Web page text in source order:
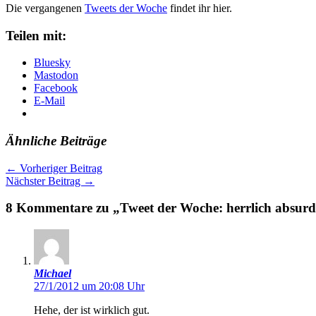
Die vergangenen Tweets der Woche findet ihr hier.
Teilen mit:
Bluesky
Mastodon
Facebook
E-Mail
Ähnliche Beiträge
← Vorheriger Beitrag
Nächster Beitrag →
8 Kommentare zu „Tweet der Woche: herrlich
Michael
27/1/2012 um 20:08 Uhr
Hehe, der ist wirklich gut.